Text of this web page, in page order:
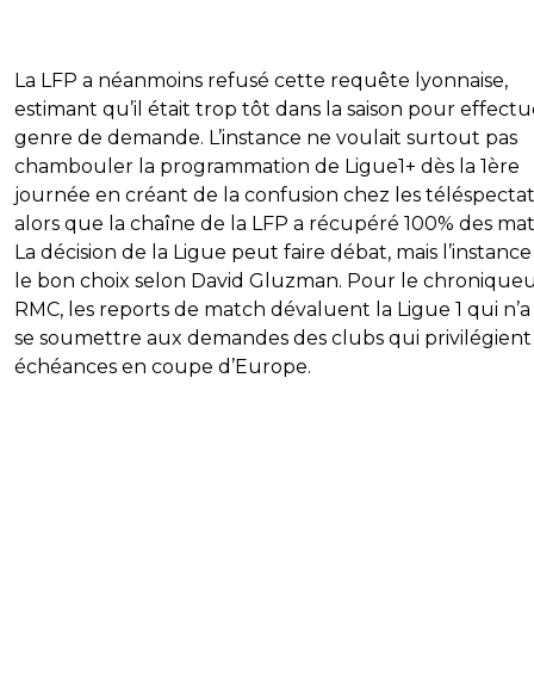
La LFP a néanmoins refusé cette requête lyonnaise,
estimant qu’il était trop tôt dans la saison pour
genre de demande. L’instance ne voulait surtout pas
chambouler la programmation de Ligue1+ dès la 1ère
journée en créant de la confusion chez les
alors que la chaîne de la LFP a récupéré 100% des
La décision de la Ligue peut faire débat, mais
le bon choix selon David Gluzman. Pour le
RMC, les reports de match dévaluent la Ligue 1 qui n’a
se soumettre aux demandes des clubs qui privilégient
échéances en coupe d’Europe.